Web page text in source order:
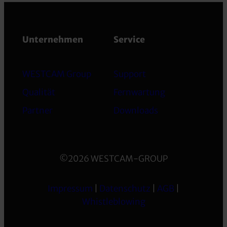
Unternehmen
WESTCAM Group
Qualität
Partner
Service
Support
Fernwartung
Downloads
©2026 WESTCAM-GROUP
Impressum Datenschutz AGB
Whistleblowing